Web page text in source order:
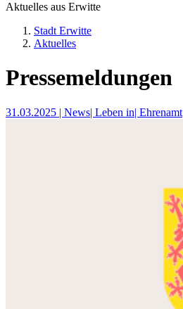
Aktuelles aus Erwitte
Stadt Erwitte
Aktuelles
Pressemeldungen
31.03.2025 | News| Leben in| Ehrenamt